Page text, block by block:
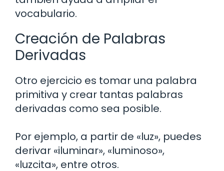
vocabulario.
Creación de Palabras
Derivadas
Otro ejercicio es tomar una palabra
primitiva y crear tantas palabras
derivadas como sea posible.
Por ejemplo, a partir de «luz», puedes
derivar «iluminar», «luminoso»,
«luzcita», entre otros.